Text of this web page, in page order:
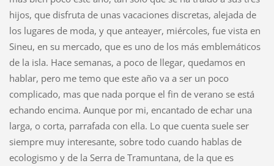
hijos, que disfruta de unas vacaciones discretas, alejada de
los lugares de moda, y que anteayer, miércoles, fue vista en
Sineu, en su mercado, que es uno de los más emblemáticos
de la isla. Hace semanas, a poco de llegar, quedamos en
hablar, pero me temo que este año va a ser un poco
complicado, mas que nada porque el fin de verano se está
echando encima. Aunque por mi, encantado de echar una
larga, o corta, parrafada con ella. Lo que cuenta suele ser
siempre muy interesante, sobre todo cuando hablas de
ecologismo y de la Serra de Tramuntana, de la que es